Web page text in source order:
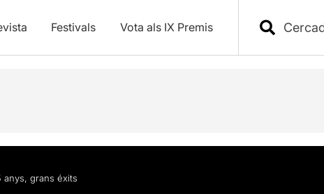
Festivals Vota als IX Premis
anys, grans éxits